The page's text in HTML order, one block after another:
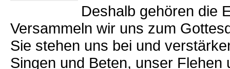
Deshalb gehören die
Versammeln wir uns zum
Sie stehen uns bei und
Singen und Beten, unser